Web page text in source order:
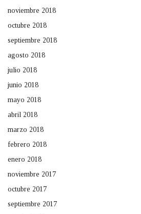
noviembre 2018
octubre 2018
septiembre 2018
agosto 2018
julio 2018
junio 2018
mayo 2018
abril 2018
marzo 2018
febrero 2018
enero 2018
noviembre 2017
octubre 2017
septiembre 2017